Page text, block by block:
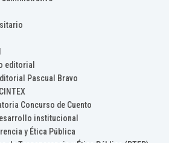
editorial
Pascual Bravo
Concurso de Cuento
institucional
y Ética Pública